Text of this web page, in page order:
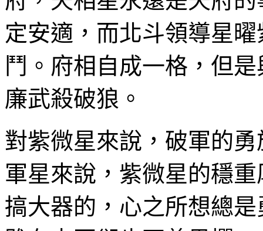
定安適，而北斗領導星
鬥。府相自成一格，但
廉武殺破狼。
對紫微星來說，破軍的
軍星來說，紫微星的穩
搞大器的，心之所想總